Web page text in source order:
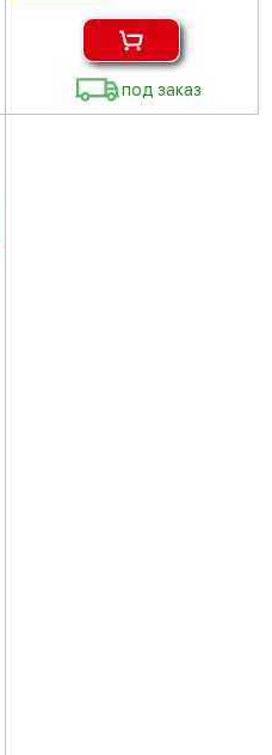
под заказ